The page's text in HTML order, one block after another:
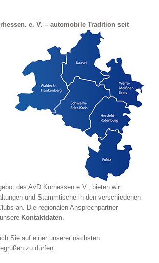
e. V. – automobile Tradition seit
des AvD Kurhessen e.V., bieten wir
und Stammtische in den verschiedenen
an. Die regionalen Ansprechpartner
Kontaktdaten.
Sie auf einer unserer nächsten
zu dürfen.